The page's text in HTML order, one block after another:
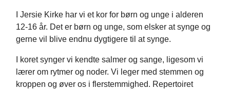
I Jersie Kirke har vi et kor for børn og unge i alderen
12-16 år. Det er børn og unge, som elsker at synge og
gerne vil blive endnu dygtigere til at synge.
I koret synger vi kendte salmer og sange, ligesom vi
lærer om rytmer og noder. Vi leger med stemmen og
kroppen og øver os i flerstemmighed. Repertoiret